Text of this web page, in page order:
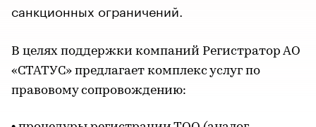
санкционных ограничений.
В целях поддержки компаний Регистратор АО
«СТАТУС» предлагает комплекс услуг по
правовому сопровождению: